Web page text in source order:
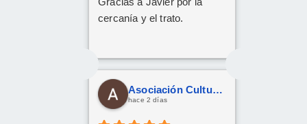
cercanía y el trato.
Asociación Cultural Yesha
hace 2 días